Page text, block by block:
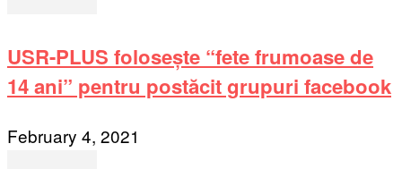
USR-PLUS folosește “fete frumoase de
14 ani” pentru postăcit grupuri facebook
February 4, 2021